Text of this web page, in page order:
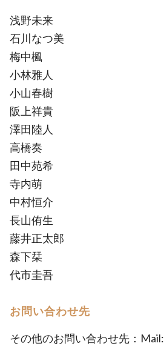
浅野未来
石川なつ美
梅中楓
小林雅人
小山春樹
阪上祥貴
澤田陸人
高橋奏
田中苑希
寺内萌
中村恒介
長山侑生
藤井正太郎
森下栞
代市圭吾
お問い合わせ先
その他のお問い合わせ先：Mail: